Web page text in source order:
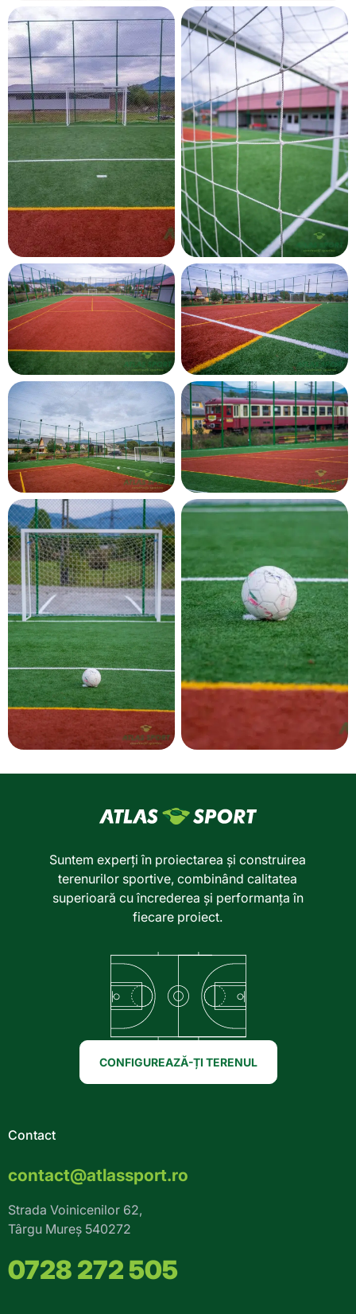
Suntem experți în proiectarea și construirea
terenurilor sportive, combinând calitatea
superioară cu încrederea și performanța în
fiecare proiect.
CONFIGUREAZĂ-ȚI TERENUL
Contact
contact@atlassport.ro
Strada Voinicenilor 62,
Târgu Mureș 540272
0728 272 505